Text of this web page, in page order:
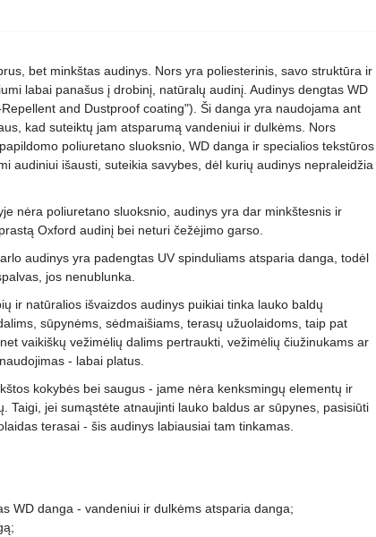
bet minkštas audinys. Nors yra poliesterinis, savo struktūra ir
labai panašus į drobinį, natūralų audinį. Audinys dengtas WD
and Dustproof coating"). Ši danga yra naudojama ant
kad suteiktų jam atsparumą vandeniui ir dulkėms. Nors
poliuretano sluoksnio, WD danga ir specialios tekstūros
audiniui išausti, suteikia savybes, dėl kurių audinys nepraleidžia
nėra poliuretano sluoksnio, audinys yra dar minkštesnis ir
Oxford audinį bei neturi čežėjimo garso.
audinys yra padengtas UV spinduliams atsparia danga, todėl
jos nenublunka.
ir natūralios išvaizdos audinys puikiai tinka lauko baldų
sūpynėms, sėdmaišiams, terasų užuolaidoms, taip pat
vaikiškų vežimėlių dalims pertraukti, vežimėlių čiužinukams ar
- labai platus.
kokybės bei saugus - jame nėra kenksmingų elementų ir
Taigi, jei sumąstėte atnaujinti lauko baldus ar sūpynes, pasisiūti
terasai - šis audinys labiausiai tam tinkamas.
WD danga - vandeniui ir dulkėms atsparia danga;